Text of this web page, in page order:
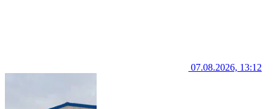
07.08.2026, 13:12